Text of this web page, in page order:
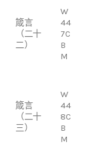
箴言
（二十
二）
W
44
7C
B
M
箴言
（二十
三）
W
44
8C
B
M